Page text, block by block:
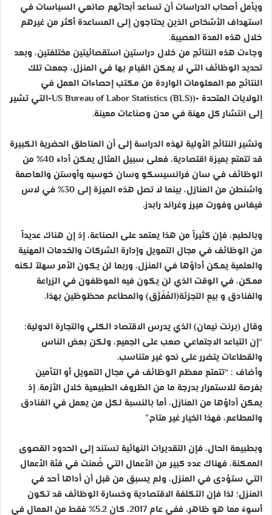
ويأمل أصحاب الدراسات أن تساعد أبحاثهم صانعي السياسات في
استهداف الأشخاص الذين يحتاجون إلى المساعدة أكثر من غيرهم
خلال هذه المدة العصيبة.
وجاءت هذه النتائج من خلال دراستين استقصائيتين مختلفتين، وبعد
تحديد الوظائف التي لا يمكن القيام بها في المنزل، جمعت تلك
النتائج مع المعلومات الواردة من مكتب إحصاءات العمل في
الولايات المتحدة -(US Bureau of Labor Statistics (BLS)-التي تشير
إلى انتشار كل مهنة في مدن وصناعات معينة.
وتشير النتائج الأولية لهذه الدراسة إلى أن المناطق الحضرية الكبيرة
قد تتمتع بميزة اقتصادية، فعلى سبيل المثال يمكن أداء 40% من
الوظائف في سان فرانسيسكو وسان خوسيه وأوستن والعاصمة
واشنطن من المنازل، بينما لا تصل هذه الميزة إلى 30% في لاس
فيغاس وفورت ميرز وغراند رابدز.
وبالطبع، فإن كثيراً من هذا يعتمد على الصناعة، إذ إن هناك عديداً
من الوظائف في مجال التمويل وإدارة الشركات والخدمات المهنية
والعلمية يمكن أداؤها في المنزل، وربما لن يكون الأمر سهلاً لكنه
ممكن، في الوقت الذي لن يكون فيه الموظفون في الزراعة
والفنادق و بيعِ التجزئة(المُفَرَّق) والمطاعم محظوظين بهذا.
وقال (برنت نيمان) الذي يدرس الاقتصاد الكلي والتجارة الدولية:
“إن التباعد الاجتماعي صعب على الجميع، ولكن بعض الناس
والقطاعات يتضرر على نحو غير متناسب.
وأضاف : “تتمتع معظم الوظائف في مجال التمويل أو التأمين
بفرصة للاستمرار بدرجة ما من الظروف الطبيعية خلال الأزمة. إذ
يمكن أداؤها من المنازل، أما بالنسبة لكل من يعمل في الفنادق
والمطاعم، فهذا الخيار غير متاح.”
وبطبيعة الحال، فإن التقديرات النهائية تستند إلى الحدود القصوى
الممكنة، فهناك عدد كبير من الأعمال التي ضُمنت في فئة الأعمال
التي ستؤدى في المنزل، ولم يسبق من قبل أن أداها أحد في
المنزل؛ لذا فإن التكلفة الاقتصادية وخسارة الوظائف قد تكون
أسوءَ مما هو ظاهر، ففي عام 2017، كان 5.2% فقط من العمال في